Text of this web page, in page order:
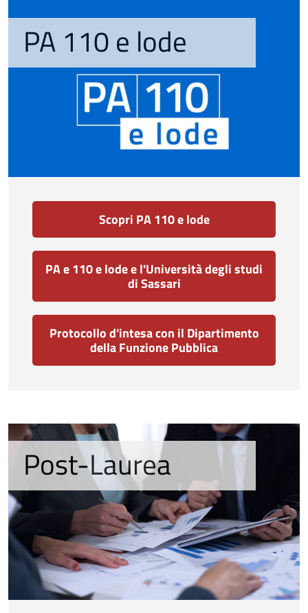
PA 110 e lode
Scopri PA 110 e lode
PA e 110 e lode e l'Università degli studi
di Sassari
Protocollo d'intesa con il Dipartimento
della Funzione Pubblica
Post-Laurea